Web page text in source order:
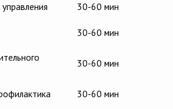
30-60 мин
30-60 мин
30-60 мин
30-60 мин